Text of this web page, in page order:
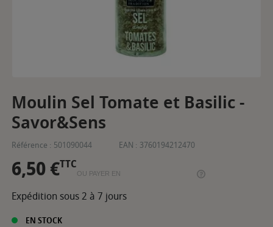
Moulin Sel Tomate et Basilic -
Savor&Sens
Référence : 501090044 EAN : 3760194212470
6,50 €TTC
OU PAYER EN
Expédition sous 2 à 7 jours
EN STOCK